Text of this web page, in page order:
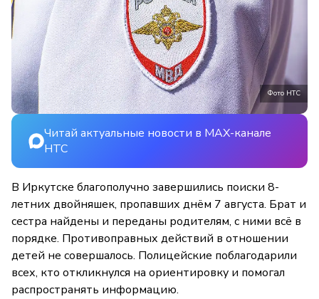
Фото НТС
Читай актуальные новости в MAX-канале
НТС
В Иркутске благополучно завершились поиски 8-
летних двойняшек, пропавших днём 7 августа. Брат и
сестра найдены и переданы родителям, с ними всё в
порядке. Противоправных действий в отношении
детей не совершалось. Полицейские поблагодарили
всех, кто откликнулся на ориентировку и помогал
распространять информацию.